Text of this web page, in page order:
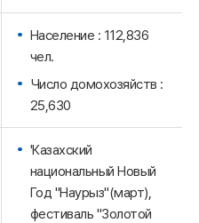
Население : 112,836
чел.
Число домохозяйств :
25,630
'Казахский
национальный Новый
Год "Наурыз"(март),
фестиваль "Золотой